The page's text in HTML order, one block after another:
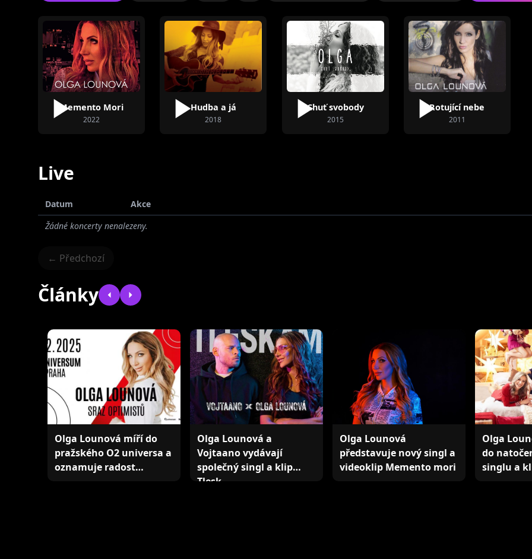
Memento Mori
2022
Hudba a já
2018
Chuť svobody
2015
Rotující nebe
2011
Live
Datum
Akce
Žádné koncerty nenalezeny.
← Předchozí
Články
Olga Lounová míří do
pražského O2 universa a
oznamuje radost…
Olga Lounová a
Vojtaano vydávají
společný singl a klip
Tlesk…
Olga Lounová
představuje nový singl a
videoklip Memento mori
Olga
do
singlu a